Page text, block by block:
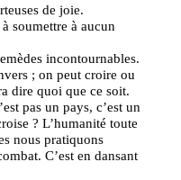
de joie.
soumettre à aucun
incontournables.
; on peut croire ou
dire quoi que ce soit.
pas un pays, c’est un
? L’humanité toute
nous pratiquons
C’est en dansant